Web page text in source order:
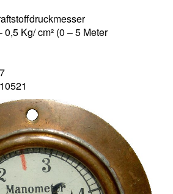
Kg/ cm² (0 – 5 Meter